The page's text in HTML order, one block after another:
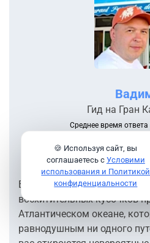
Гид на Гран
Среднее время
2года на
36посетили
Встречайте уникальные
восхитительных кусочков
Атлантическом океане,
равнодушным ни одного
🍪 Используя сайт, вы
соглашаетесь с Условими
использования и Политикой
конфиденциальности